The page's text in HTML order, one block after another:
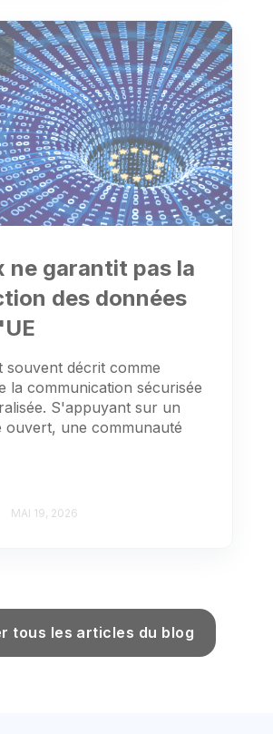
ne garantit pas la
des données
souvent décrit comme
la communication sécurisée
S'appuyant sur un
ouvert, une communauté
MAI 19, 2026
tous les articles du blog